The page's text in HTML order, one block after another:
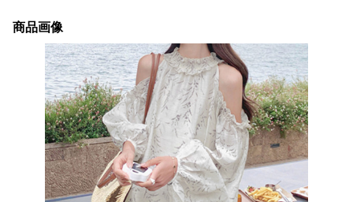
商品画像